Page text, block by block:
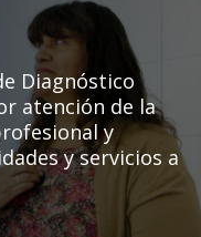
Diagnóstico
atención de la
y
y servicios a